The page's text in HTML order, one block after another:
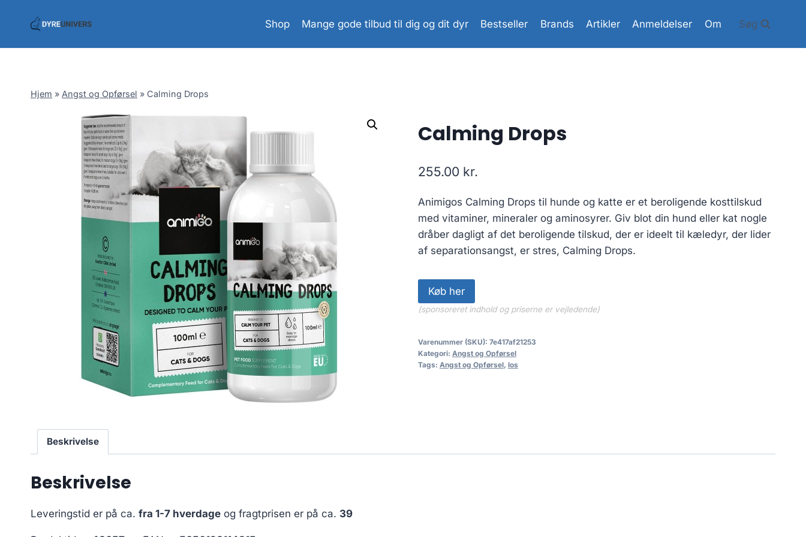
Shop Mange gode tilbud til dig og dit dyr Bestseller Brands Artikler Anmeldelser Om Søg
Hjem » Angst og Opførsel » Calming Drops
Calming Drops
255.00 kr.
Animigos Calming Drops til hunde og katte er et beroligende kosttilskud
med vitaminer, mineraler og aminosyrer. Giv blot din hund eller kat nogle
dråber dagligt af det beroligende tilskud, der er ideelt til kæledyr, der lider
af separationsangst, er stres, Calming Drops.
Køb her
(sponsoreret indhold og priserne er vejledende)
Varenummer (SKU): 7e417af21253
Kategori: Angst og Opførsel
Tags: Angst og Opførsel, los
Beskrivelse
Beskrivelse
Leveringstid er på ca. fra 1-7 hverdage og fragtprisen er på ca. 39